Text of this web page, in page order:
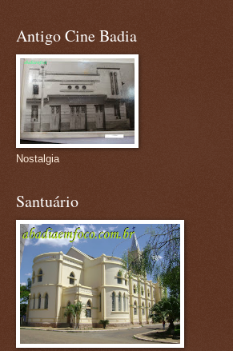
Antigo Cine Badia
Nostalgia
Santuário